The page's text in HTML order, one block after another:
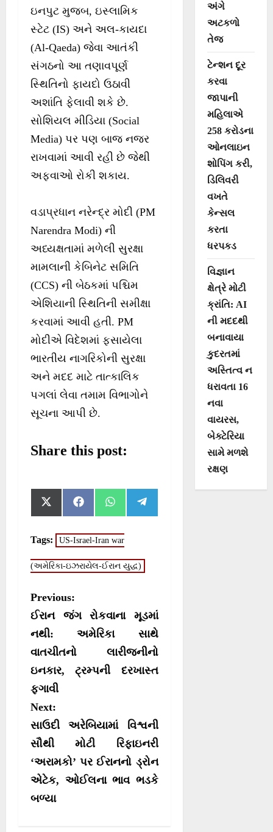
ઇનપુટ મુજબ, ઇસ્લામિક
સ્ટેટ (IS) અને અલ-કાયદા
(Al-Qaeda) જેવા આતંકી
સંગઠનો આ તણાવપૂર્ણ
સ્થિતિનો ફાયદો ઉઠાવી
અશાંતિ ફેલાવી શકે છે.
સોશિયલ મીડિયા (Social
Media) પર પણ બાજ નજર
રાખવામાં આવી રહી છે જેથી
અફવાઓ રોકી શકાય.
વડાપ્રધાન નરેન્દ્ર મોદી (PM
Narendra Modi) ની
અધ્યક્ષતામાં મળેલી સુરક્ષા
મામલાની કેબિનેટ સમિતિ
(CCS) ની બેઠકમાં પશ્ચિમ
એશિયાની સ્થિતિની સમીક્ષા
કરવામાં આવી હતી. PM
મોદીએ વિદેશમાં ફસાયેલા
ભારતીય નાગરિકોની સુરક્ષા
અને મદદ માટે તાત્કાલિક
પગલાં લેવા તમામ વિભાગોને
સૂચના આપી છે.
Share this post:
r
e
n
w
i
t
t
)
r
e
n
e
b
o
o
r
e
n
t
s
A
p
Tags: US-Israel-Iran war
(અમેરિકા-ઇઝરાયેલ-ઈરાન યુદ્ધ)
P
o
s
t
n
a
v
i
g
a
t
Previous:
ઈરાન જંગ રોકવાના મૂડમાં
નથી: અમેરિકા સાથે
વાતચીતનો લારીજનીનો
ઇનકાર, ટ્રમ્પની દરખાસ્ત
ફગાવી
Next:
સાઉદી અરેબિયામાં વિશ્વની
સૌથી મોટી રિફાઇનરી
‘અરામકો’ પર ઈરાનનો ડ્રોન
એટેક, ઓઈલના ભાવ ભડકે
બળ્યા
અંગે
અટકળો
તેજ
ટેન્શન દૂર
કરવા
જાપાની
મહિલાએ
258 કરોડના
ઓનલાઇન
શોપિંગ કરી,
ડિલિવરી
વખતે
કેન્સલ
કરતા
ધરપકડ
વિજ્ઞાન
ક્ષેત્રે મોટી
ક્રાંતિ: AI
ની મદદથી
બનાવાયા
કુદરતમાં
અસ્તિત્વ ન
ધરાવતા 16
નવા
વાયરસ,
બેક્ટેરિયા
સામે મળશે
રક્ષણ